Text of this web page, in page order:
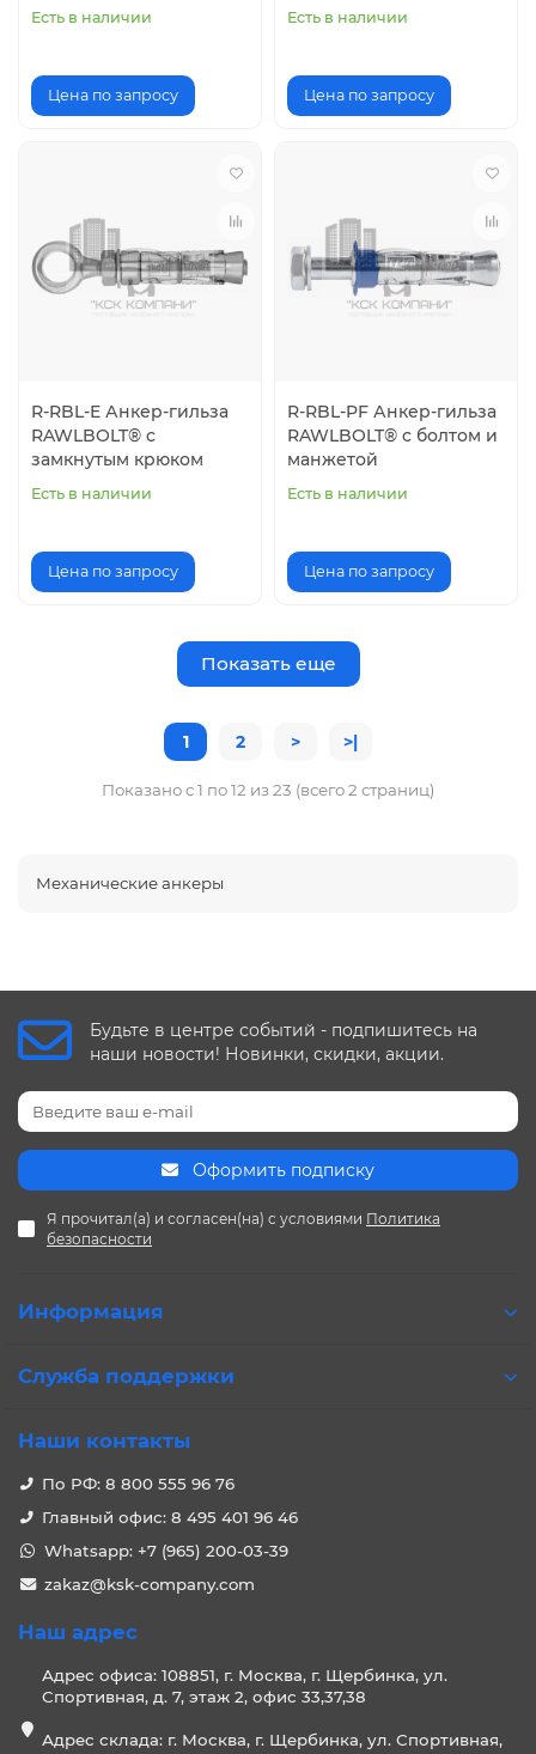
Есть в наличии
Цена по запросу
Есть в наличии
Цена по запросу
R-RBL-E Анкер-гильза
RAWLBOLT® с
замкнутым крюком
Есть в наличии
Цена по запросу
R-RBL-PF Анкер-гильза
RAWLBOLT® с болтом и
манжетой
Есть в наличии
Цена по запросу
Показать еще
1 2 > >|
Показано с 1 по 12 из 23 (всего 2 страниц)
Механические анкеры
Будьте в центре событий - подпишитесь на
наши новости! Новинки, скидки, акции.
Оформить подписку
Я прочитал(а) и согласен(на) с условиями Политика
безопасности
Информация
Служба поддержки
Наши контакты
По РФ: 8 800 555 96 76
Главный офис: 8 495 401 96 46
Whatsapp: +7 (965) 200-03-39
zakaz@ksk-company.com
Наш адрес
Адрес офиса: 108851, г. Москва, г. Щербинка, ул.
Спортивная, д. 7, этаж 2, офис 33,37,38
Адрес склада: г. Москва, г. Щербинка, ул. Спортивная,